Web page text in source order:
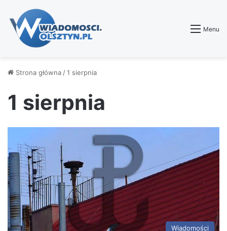
Menu
Strona główna /1 sierpnia
1 sierpnia
Wiadomości